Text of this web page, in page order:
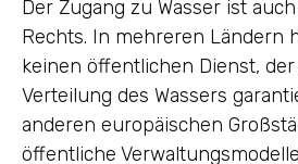
Der Zugang zu Wasser ist
Rechts. In mehreren Ländern
keinen öffentlichen Dienst,
Verteilung des Wassers
anderen europäischen
öffentliche